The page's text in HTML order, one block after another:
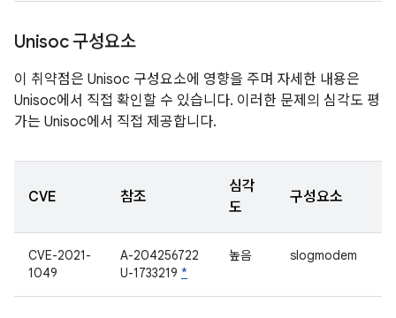
Unisoc 구성요소
이 취약점은 Unisoc 구성요소에 영향을 주며 자세한 내용은
Unisoc에서 직접 확인할 수 있습니다. 이러한 문제의 심각도 평
가는 Unisoc에서 직접 제공합니다.
CVE 참조
심각
도
구성요소
CVE-2021-
1049
A-204256722
U-1733219 *
높음 slogmodem